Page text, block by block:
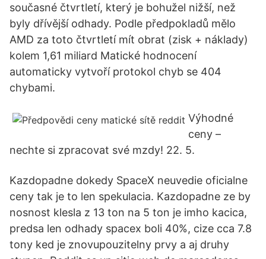
současné čtvrtletí, který je bohužel nižší, než
byly dřívější odhady. Podle předpokladů mělo
AMD za toto čtvrtletí mít obrat (zisk + náklady)
kolem 1,61 miliard Matické hodnocení
automaticky vytvoří protokol chyb se 404
chybami.
Výhodné
ceny –
nechte si zpracovat své mzdy! 22. 5.
Kazdopadne dokedy SpaceX neuvedie oficialne
ceny tak je to len spekulacia. Kazdopadne ze by
nosnost klesla z 13 ton na 5 ton je imho kacica,
predsa len odhady spacex boli 40%, cize cca 7.8
tony ked je znovupouzitelny prvy a aj druhy